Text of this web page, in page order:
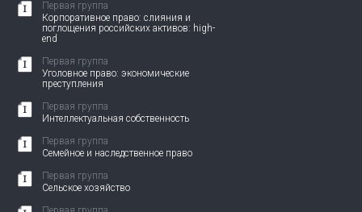
Первая группа
Корпоративное право: слияния и
поглощения российских активов: high-
end
Первая группа
Уголовное право: экономические
преступления
Первая группа
Интеллектуальная собственность
Первая группа
Семейное и наследственное право
Первая группа
Сельское хозяйство